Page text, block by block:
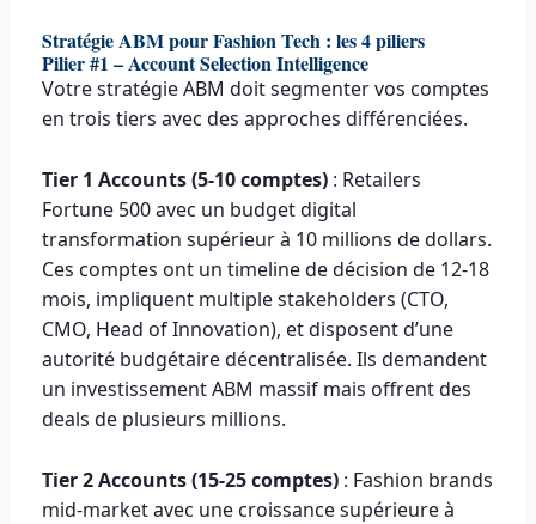
Stratégie ABM pour Fashion Tech : les 4 piliers
Pilier #1 – Account Selection Intelligence
Votre stratégie ABM doit segmenter vos comptes
en trois tiers avec des approches différenciées.
Tier 1 Accounts (5-10 comptes) : Retailers
Fortune 500 avec un budget digital
transformation supérieur à 10 millions de dollars.
Ces comptes ont un timeline de décision de 12-18
mois, impliquent multiple stakeholders (CTO,
CMO, Head of Innovation), et disposent d’une
autorité budgétaire décentralisée. Ils demandent
un investissement ABM massif mais offrent des
deals de plusieurs millions.
Tier 2 Accounts (15-25 comptes): Fashion brands
mid-market avec une croissance supérieure à